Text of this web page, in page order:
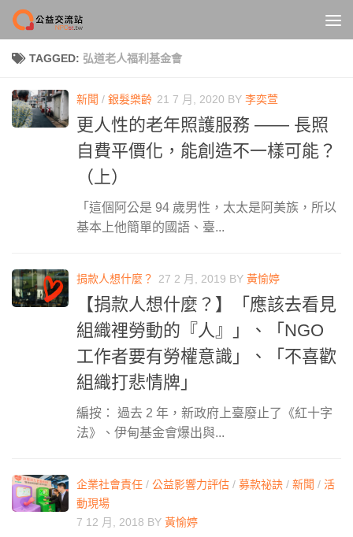
Skip to content
TAGGED: 弘道老人福利基金會
新聞 / 銀髮樂齡 21 7 月, 2020 BY 李奕萱
更人性的老年照護服務 —— 長照
自費平價化，能創造不一樣可能？
（上）
「這個阿公是 94 歲男性，太太是阿美族，所以
基本上他簡單的國語、臺...
捐款人想什麼？ 27 2 月, 2019 BY 黃愉婷
【捐款人想什麼？】「應該去看見
組織裡勞動的『人』」、「NGO
工作者要有勞權意識」、「不喜歡
組織打悲情牌」
編按： 過去 2 年，新政府上臺廢止了《紅十字
法》、伊甸基金會爆出與...
企業社會責任 / 公益影響力評估 / 募款祕訣 / 新聞 / 活
動現場
7 12 月, 2018 BY 黃愉婷